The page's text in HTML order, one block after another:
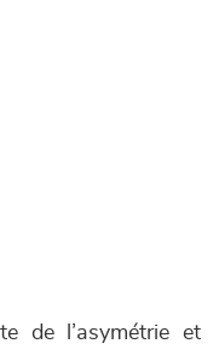
de l’asymétrie et